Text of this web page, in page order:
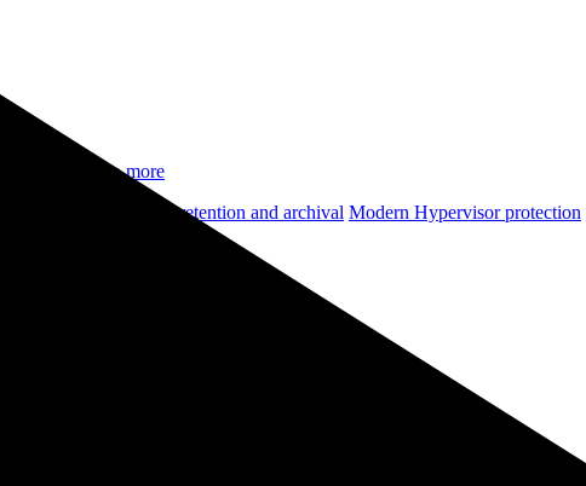
Learn more
Long-term retention and archival Modern Hypervisor protection